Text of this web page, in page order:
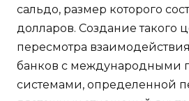
сальдо, размер которого
долларов. Создание такого
пересмотра
банков с международными
системами, определенной